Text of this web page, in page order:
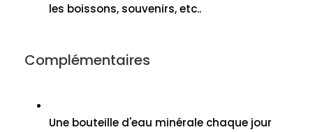
les boissons, souvenirs, etc..
Complémentaires
Une bouteille d'eau minérale chaque jour